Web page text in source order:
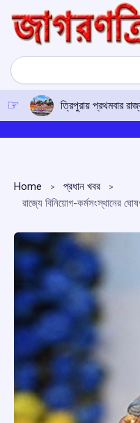
content
Search
ত্রিপুরায় প্রথমবার
Home
প্রধান খবর